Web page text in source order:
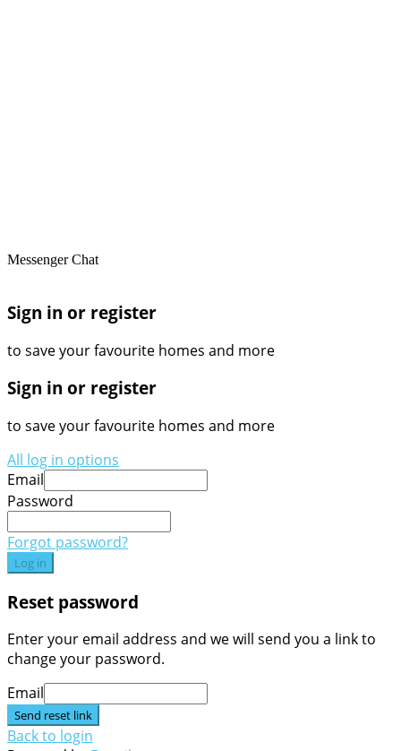
Messenger Chat
Sign in or register
to save your favourite homes and more
Sign in or register
to save your favourite homes and more
All log in options
Email
Password
Forgot password?
Log in
Reset password
Enter your email address and we will send you a link to
change your password.
Email
Send reset link
Back to login